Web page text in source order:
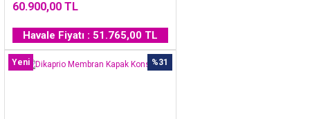
60.900,00 TL
Havale Fiyatı : 51.765,00 TL
%31
Yeni